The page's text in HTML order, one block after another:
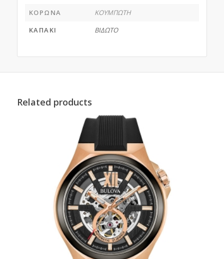
ΚΟΡΩΝΑ
ΚΟΥΜΠΩΤΗ
ΚΑΠΑΚΙ
ΒΙΔΩΤΟ
Related products